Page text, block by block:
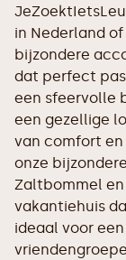
in Nederland
bijzondere
dat perfect
een sfeervolle
een gezellige
van comfort
onze
Zaltbommel
vakantiehuis
ideaal voor